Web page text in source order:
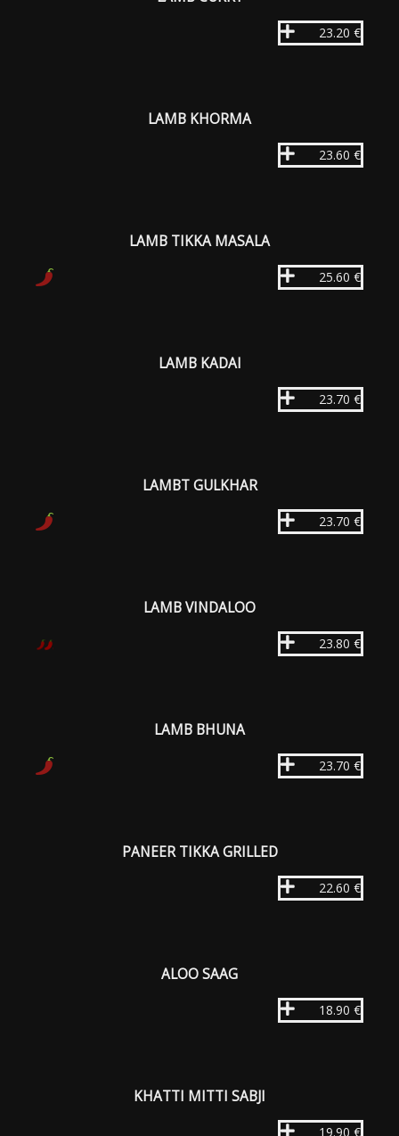
23.20 €
LAMB KHORMA
23.60 €
LAMB TIKKA MASALA
25.60 €
LAMB KADAI
23.70 €
LAMBT GULKHAR
23.70 €
LAMB VINDALOO
23.80 €
LAMB BHUNA
23.70 €
PANEER TIKKA GRILLED
22.60 €
ALOO SAAG
18.90 €
KHATTI MITTI SABJI
19.90 €